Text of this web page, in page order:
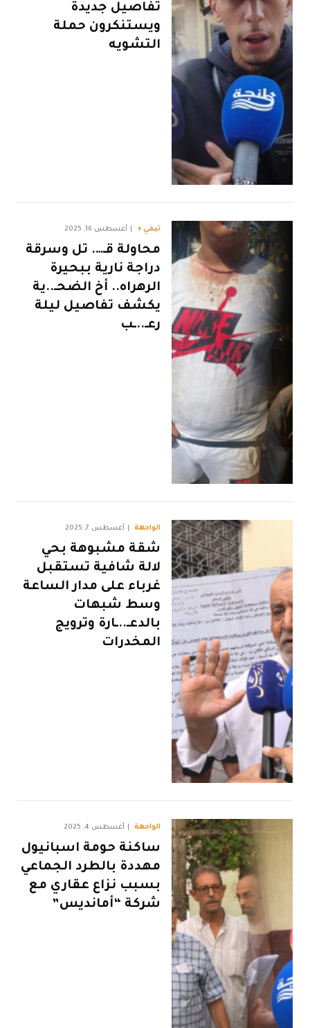
تفاصيل جديدة
ويستنكرون حملة
التشويه
تيفي + أغسطس 16, 2025
محاولة قـ…. تل وسرقة
دراجة نارية ببحيرة
الرهراه.. أخ الضحـ..ية
يكشف تفاصيل ليلة
رعـ..ـب
الواجهة أغسطس 7, 2025
شقة مشبوهة بحي
لالة شافية تستقبل
غرباء على مدار الساعة
وسط شبهات
بالدعـ..ـارة وترويج
المخدرات
الواجهة أغسطس 4, 2025
ساكنة حومة اسبانيول
مهددة بالطرد الجماعي
بسبب نزاع عقاري مع
شركة “أمانديس”